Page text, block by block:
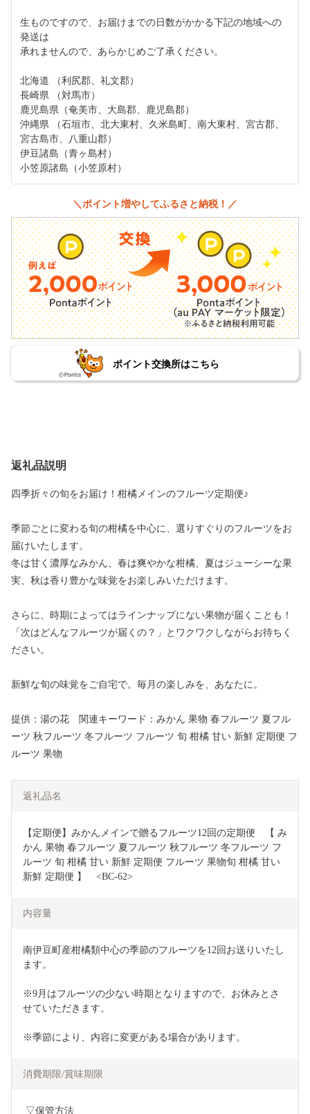
生ものですので、お届けまでの日数がかかる下記の地域への
発送は
承れませんので、あらかじめご了承ください。
北海道 （利尻郡、礼文郡）
長崎県 （対馬市）
鹿児島県（奄美市、大島郡、鹿児島郡）
沖縄県 （石垣市、北大東村、久米島町、南大東村、宮古郡、
宮古島市、八重山郡）
伊豆諸島（青ヶ島村）
小笠原諸島（小笠原村）
＼ポイント増やしてふるさと納税！／
ポイント交換所はこちら
返礼品説明
四季折々の旬をお届け！柑橘メインのフルーツ定期便♪
季節ごとに変わる旬の柑橘を中心に、選りすぐりのフルーツをお
届けいたします。
冬は甘く濃厚なみかん、春は爽やかな柑橘、夏はジューシーな果
実、秋は香り豊かな味覚をお楽しみいただけます。
さらに、時期によってはラインナップにない果物が届くことも！
「次はどんなフルーツが届くの？」とワクワクしながらお待ちく
ださい。
新鮮な旬の味覚をご自宅で。毎月の楽しみを、あなたに。
提供：湯の花 関連キーワード：みかん 果物 春フルーツ 夏フル
ーツ 秋フルーツ 冬フルーツ フルーツ 旬 柑橘 甘い 新鮮 定期便 フ
ルーツ 果物
返礼品名
【定期便】みかんメインで贈るフルーツ12回の定期便　【 み
かん 果物 春フルーツ 夏フルーツ 秋フルーツ 冬フルーツ フ
ルーツ 旬 柑橘 甘い 新鮮 定期便 フルーツ 果物旬 柑橘 甘い
新鮮 定期便 】　<BC-62>
内容量
南伊豆町産柑橘類中心の季節のフルーツを12回お送りいたし
ます。
※9月はフルーツの少ない時期となりますので、お休みとさ
せていただきます。
※季節により、内容に変更がある場合があります。
消費期限/賞味期限
▽保管方法